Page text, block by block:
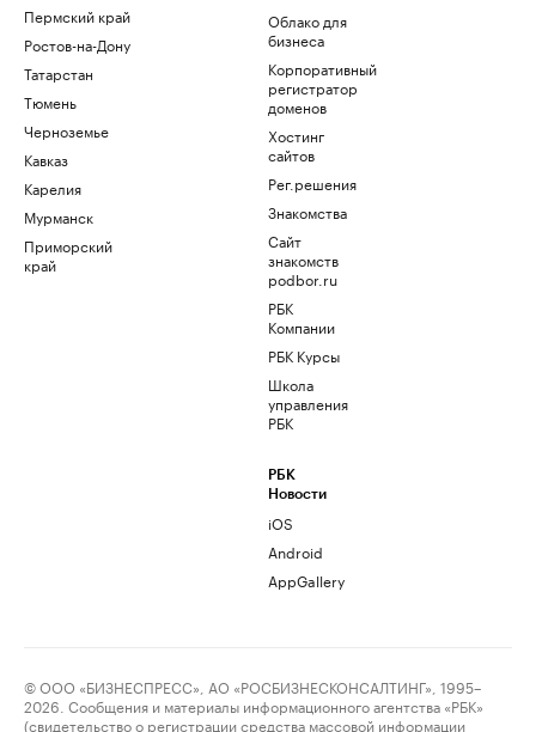
Пермский край
Ростов-на-Дону
Татарстан
Тюмень
Черноземье
Кавказ
Карелия
Мурманск
Приморский
край
Облако для
бизнеса
Корпоративный
регистратор
доменов
Хостинг
сайтов
Рег.решения
Знакомства
Сайт
знакомств
podbor.ru
РБК
Компании
РБК Курсы
Школа
управления
РБК
РБК
Новости
iOS
Android
AppGallery
© ООО «БИЗНЕСПРЕСС», АО «РОСБИЗНЕСКОНСАЛТИНГ», 1995–
2026. Сообщения и материалы информационного агентства «РБК»
(свидетельство о регистрации средства массовой информации